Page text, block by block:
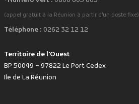
(appel gratuit à la Réunion à partir d'un poste fixe)
Téléphone : 0262 32 12 12
Territoire de l'Ouest
BP 50049 – 97822 Le Port Cedex
Ile de La Réunion